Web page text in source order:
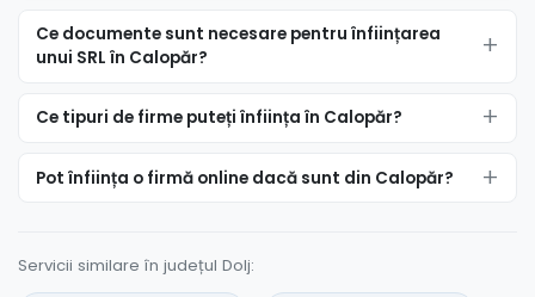
Ce documente sunt necesare pentru înființarea
unui SRL în Calopăr?
Ce tipuri de firme puteți înființa în Calopăr?
Pot înființa o firmă online dacă sunt din Calopăr?
Servicii similare în județul Dolj: